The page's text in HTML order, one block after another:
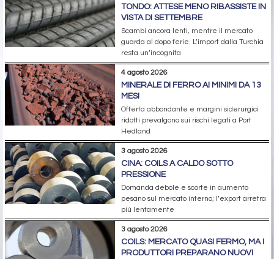
TONDO: ATTESE MENO RIBASSISTE IN
VISTA DI SETTEMBRE
Scambi ancora lenti, mentre il mercato
guarda al dopo ferie. L’import dalla Turchia
resta un’incognita
4 agosto 2026
MINERALE DI FERRO AI MINIMI DA 13
MESI
Offerta abbondante e margini siderurgici
ridotti prevalgono sui rischi legati a Port
Hedland
3 agosto 2026
CINA: COILS A CALDO SOTTO
PRESSIONE
Domanda debole e scorte in aumento
pesano sul mercato interno; l’export arretra
più lentamente
3 agosto 2026
COILS: MERCATO QUASI FERMO, MA I
PRODUTTORI PREPARANO NUOVI